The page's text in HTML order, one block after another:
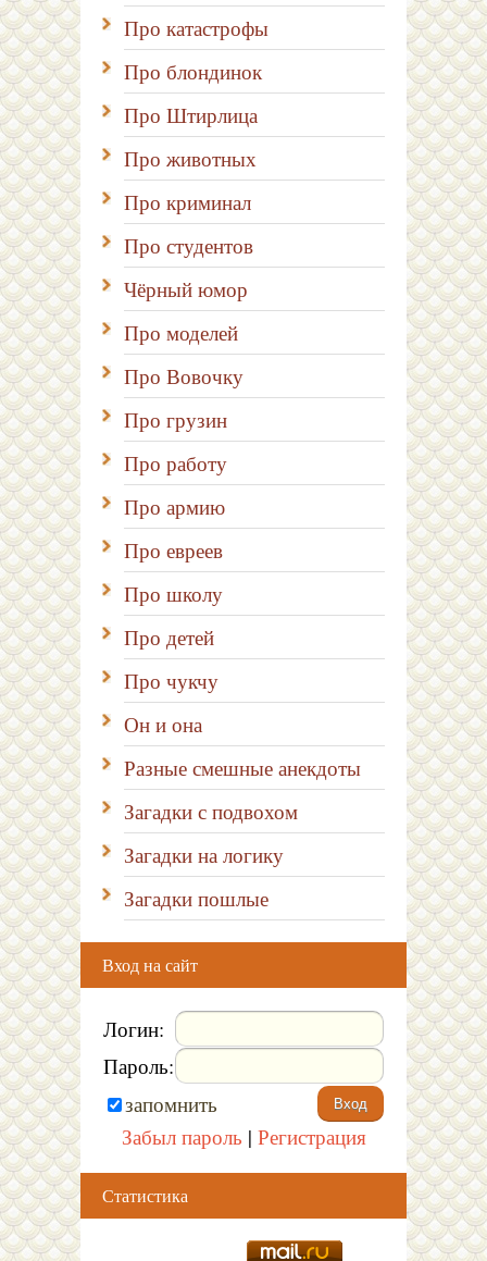
Про катастрофы
Про блондинок
Про Штирлица
Про животных
Про криминал
Про студентов
Чёрный юмор
Про моделей
Про Вовочку
Про грузин
Про работу
Про армию
Про евреев
Про школу
Про детей
Про чукчу
Он и она
Разные смешные анекдоты
Загадки с подвохом
Загадки на логику
Загадки пошлые
Вход на сайт
Логин:
Пароль:
запомнить
Забыл пароль | Регистрация
Статистика